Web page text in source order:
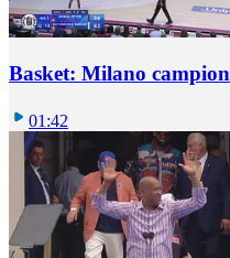
Basket: Milano
01:42